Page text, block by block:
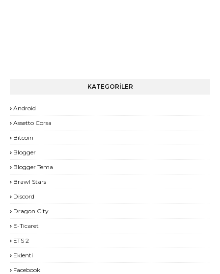
KATEGORİLER
Android
Assetto Corsa
Bitcoin
Blogger
Blogger Tema
Brawl Stars
Discord
Dragon City
E-Ticaret
ETS 2
Eklenti
Facebook